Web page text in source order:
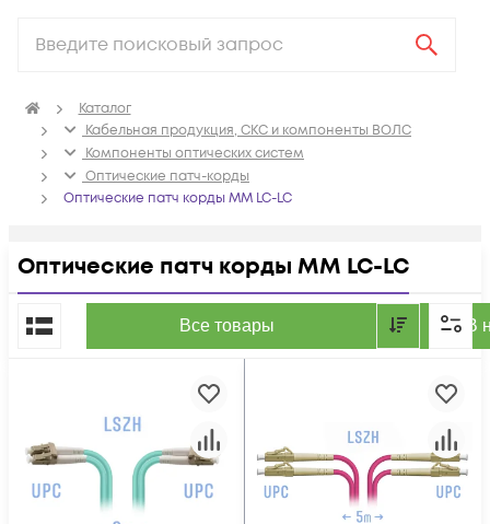
Каталог
Кабельная продукция, СКС и компоненты ВОЛС
Компоненты оптических систем
Оптические патч-корды
Оптические патч корды MM LC-LC
Оптические патч корды MM LC-LC
Все товары В
По популярности